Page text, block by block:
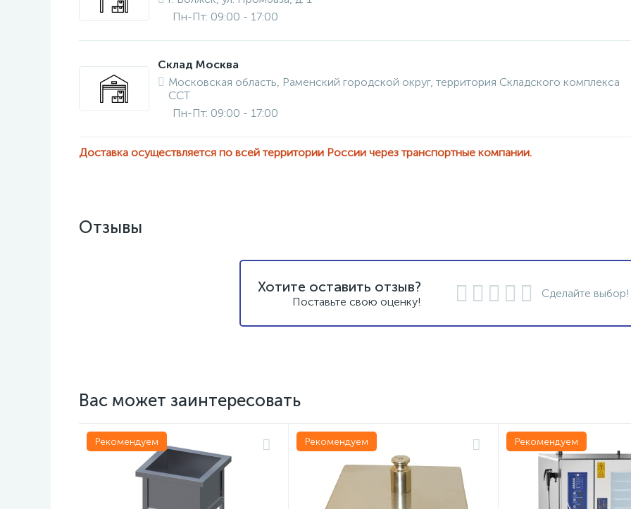
Пн-Пт: 09:00 - 17:00
Склад Москва
Московская область, Раменский городской округ, территория Складского комплекса
ССТ
Пн-Пт: 09:00 - 17:00
Доставка осуществляется по всей территории России через транспортные компании.
Отзывы
Хотите оставить отзыв?
Поставьте свою оценку!
Сделайте выбор!
Вас может заинтересовать
Рекомендуем Рекомендуем Рекомендуем